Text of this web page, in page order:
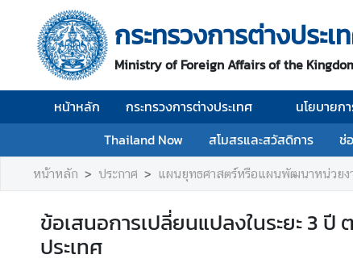
กระทรวงการต่างประเ
Ministry of Foreign Affairs of the
หน้าหลัก กระทรวงการต่างประเทศ นโยบายก
Thailand Now
สโมสรและสวัสดิการ ช่
ห
น้
า
ก
ก
ะ
ท
หน้าหลัก ประกาศ แผนยุทธศาสตร์หรือแผนพัฒนาหน่วยง
ข้อเสนอการเปลี่ยนแปลงในระยะ 3
ประเทศ